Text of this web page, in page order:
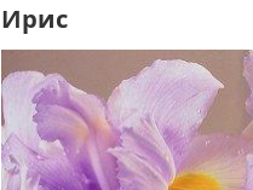
Ирис